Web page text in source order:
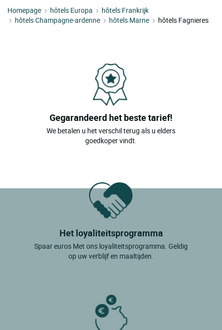
Homepage hôtels Europa
hôtels Frankrijk
hôtels Champagne-ardenne
hôtels Marne hôtels Fagnieres
Gegarandeerd het beste tarief!
We betalen u het verschil terug als u elders
goedkoper vindt.
Het loyaliteitsprogramma
Spaar euros Met ons loyaliteitsprogramma. Geldig
op uw verblijf en maaltijden.